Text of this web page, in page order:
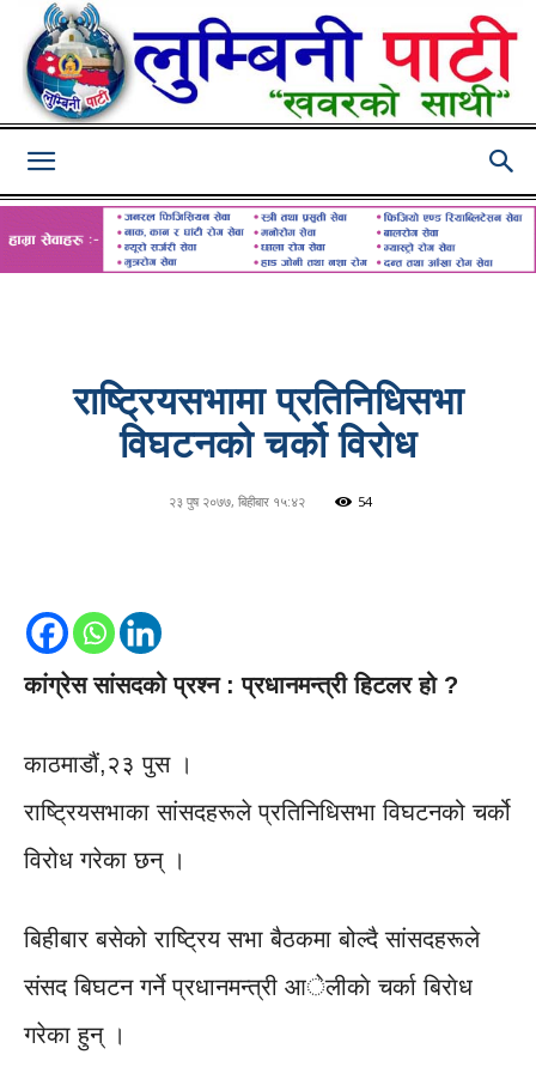
राष्ट्रियसभामा प्रतिनिधिसभा
विघटनको चर्को विरोध
२३ पुष २०७७, बिहीबार १५:४२ 54
कांग्रेस सांसदको प्रश्न : प्रधानमन्त्री हिटलर हो ?
काठमाडौं,२३ पुस ।
राष्ट्रियसभाका सांसदहरूले प्रतिनिधिसभा विघटनको चर्को
विरोध गरेका छन् ।
बिहीबार बसेको राष्ट्रिय सभा बैठकमा बोल्दै सांसदहरूले
संसद बिघटन गर्ने प्रधानमन्त्री आेलीकाे चर्का बिराेध
गरेका हुन् ।